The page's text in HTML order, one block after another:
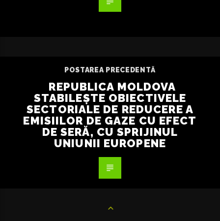
POSTAREA PRECEDENTĂ
REPUBLICA MOLDOVA
STABILEȘTE OBIECTIVELE
SECTORIALE DE REDUCERE A
EMISIILOR DE GAZE CU EFECT
DE SERĂ, CU SPRIJINUL
UNIUNII EUROPENE